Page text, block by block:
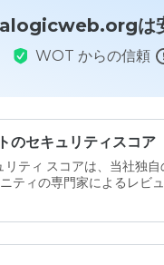
は
WOT からの信頼
のセキュリティスコア
リティ スコアは、当社独自
ティの専門家によるレビ